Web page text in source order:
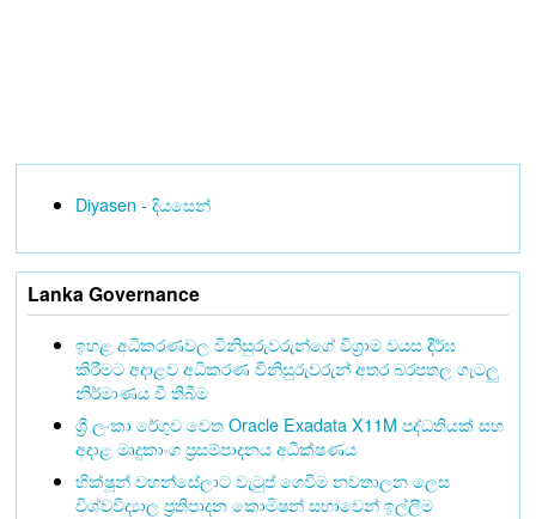
Diyasen - දියසෙන්
Lanka Governance
ඉහළ අධිකරණවල විනිසුරුවරුන්ගේ විශ්‍රාම වයස දීර්ඝ
කිරීමට අදාළව අධිකරණ විනිසුරුවරුන් අතර බරපතල ගැටලු
නිර්මාණය වී තිබීම
ශ්‍රී ලංකා රේගුව වෙත Oracle Exadata X11M පද්ධතියක් සහ
අදාළ මෘදුකාංග ප්‍රසම්පාදනය අධීක්ෂණය
භික්ෂූන් වහන්සේලාට වැටුප් ගෙවීම නවතාලන ලෙස
විශ්වවිද්‍යාල ප්‍රතිපාදන කොමිෂන් සභාවෙන් ඉල්ලීම